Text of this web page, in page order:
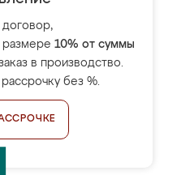
размере 10% от суммы
в производство.
без %.